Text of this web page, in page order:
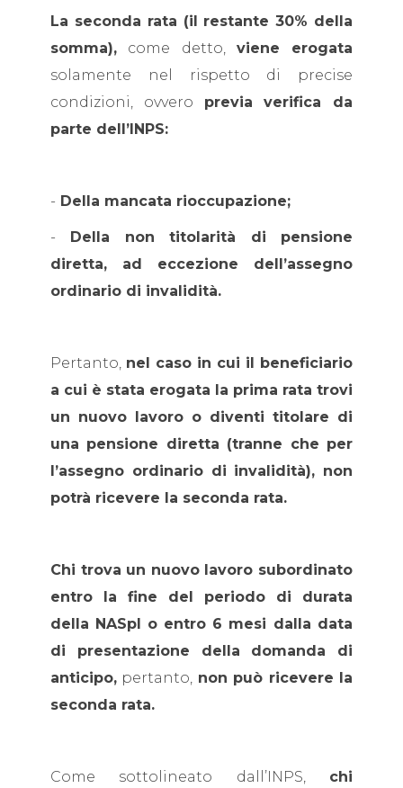
La seconda rata (il restante 30% della
somma), come detto, viene erogata
solamente nel rispetto di precise
condizioni, ovvero previa verifica da
parte dell’INPS:
- Della mancata rioccupazione;
- Della non titolarità di pensione
diretta, ad eccezione dell’assegno
ordinario di invalidità.
Pertanto, nel caso in cui il beneficiario
a cui è stata erogata la prima rata trovi
un nuovo lavoro o diventi titolare di
una pensione diretta (tranne che per
l’assegno ordinario di invalidità), non
potrà ricevere la seconda rata.
Chi trova un nuovo lavoro subordinato
entro la fine del periodo di durata
della NASpI
o entro 6 mesi dalla data
di presentazione della domanda di
anticipo, pertanto, non può ricevere la
seconda rata.
Come sottolineato dall’INPS, chi